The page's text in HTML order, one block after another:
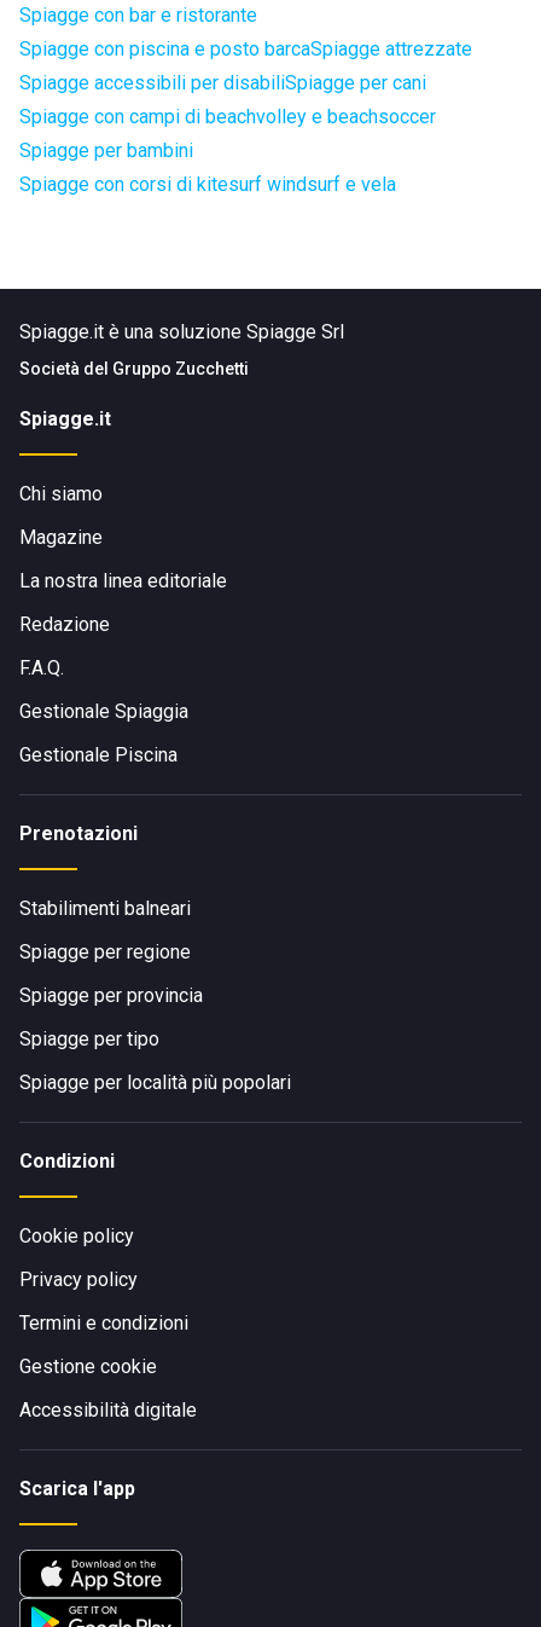
Spiagge con bar e ristorante
Spiagge con piscina e posto barcaSpiagge attrezzate
Spiagge accessibili per disabiliSpiagge per cani
Spiagge con campi di beachvolley e beachsoccer
Spiagge per bambini
Spiagge con corsi di kitesurf windsurf e vela
Spiagge.it è una soluzione Spiagge Srl
Società del Gruppo Zucchetti
Spiagge.it
Chi siamo
Magazine
La nostra linea editoriale
Redazione
F.A.Q.
Gestionale Spiaggia
Gestionale Piscina
Prenotazioni
Stabilimenti balneari
Spiagge per regione
Spiagge per provincia
Spiagge per tipo
Spiagge per località più popolari
Condizioni
Cookie policy
Privacy policy
Termini e condizioni
Gestione cookie
Accessibilità digitale
Scarica l'app